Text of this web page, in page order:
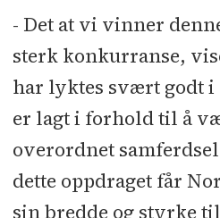
- Det at vi vinner
sterk konkurranse,
har lyktes svært godt i
er lagt i forhold til å
overordnet
dette oppdraget får
sin bredde og styrke